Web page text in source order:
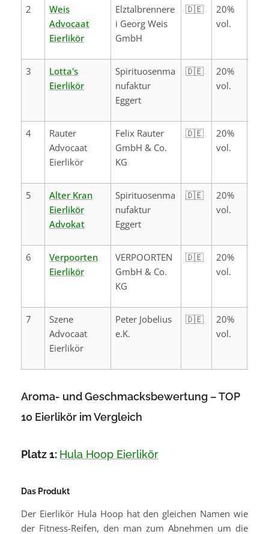
2
Weis
Advocaat
Eierlikör
Elztalbrennere
i Georg Weis
GmbH
🇩🇪
20%
vol.
3
Lotta's
Eierlikör
Spirituosenma
nufaktur
Eggert
🇩🇪
20%
vol.
4
Rauter
Advocaat
Eierlikör
Felix Rauter
GmbH & Co.
KG
🇩🇪
20%
vol.
5
Alter Kran
Eierlikör
Advokat
Spirituosenma
nufaktur
Eggert
🇩🇪
20%
vol.
6
Verpoorten
Eierlikör
VERPOORTEN
GmbH & Co.
KG
🇩🇪
20%
vol.
7
Szene
Advocaat
Eierlikör
Peter Jobelius
e.K.
🇩🇪
20%
vol.
Aroma- und Geschmacksbewertung – TOP
10 Eierlikör im Vergleich
Platz 1: Hula Hoop Eierlikör
Das Produkt
Der Eierlikör Hula Hoop hat den gleichen Namen wie
der Fitness-Reifen, den man zum Abnehmen um die